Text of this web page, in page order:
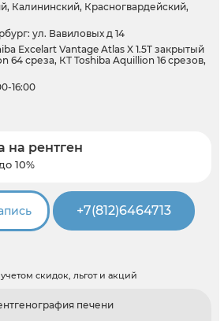
Калининский, Красногвардейский,
ул. Вавиловых д 14
Excelart Vantage Atlas X 1.5T закрытый
64 среза, КТ Toshiba Aquillion 16 срезов,
16:00
на рентген
10%
+7(812)6464713
скидок, льгот и акций
печени